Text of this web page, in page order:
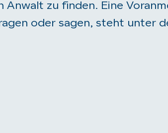
zu finden. Eine
oder sagen, steht unter